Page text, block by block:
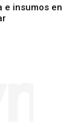
e insumos en